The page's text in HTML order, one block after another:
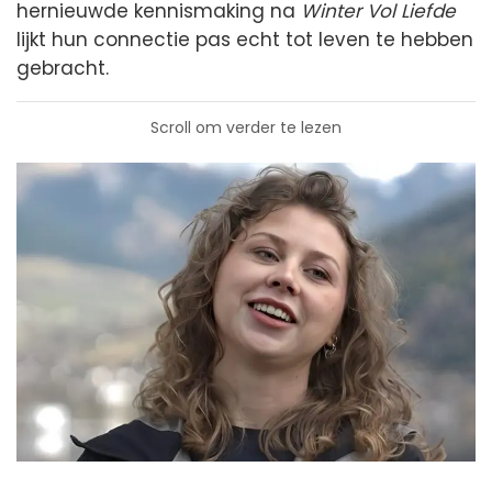
hernieuwde kennismaking na Winter Vol Liefde
lijkt hun connectie pas echt tot leven te hebben
gebracht.
Scroll om verder te lezen